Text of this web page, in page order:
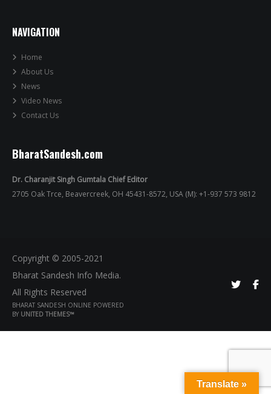
NAVIGATION
Home
About Us
News
Video News
Contact Us
BharatSandesh.com
Dr. Charanjit Singh Gumtala Chief Editor
2705 Oak Trce, Beavercreek, OH 45431-8572, USA (M): +1-937 573 9812
Copyright © 2005-2021
Bharat Sandesh Info Media.
All Rights Reserved
BHARAT SANDESH ONLINE POWERED
BY UNITED THEMES™
Translate »